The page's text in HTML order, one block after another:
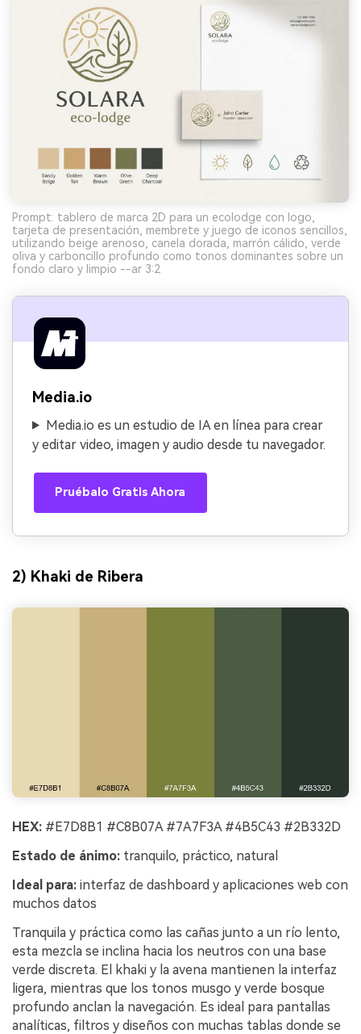
Prompt: tablero de marca 2D para un ecolodge con logo,
tarjeta de presentación, membrete y juego de iconos sencillos,
utilizando beige arenoso, canela dorada, marrón cálido, verde
oliva y carboncillo profundo como tonos dominantes sobre un
fondo claro y limpio --ar 3:2
Media.io
Media.io es un estudio de IA en línea para crear
y editar video, imagen y audio desde tu navegador.
Pruébalo Gratis Ahora
2) Khaki de Ribera
HEX: #E7D8B1 #C8B07A #7A7F3A #4B5C43 #2B332D
Estado de ánimo: tranquilo, práctico, natural
Ideal para: interfaz de dashboard y aplicaciones web con
muchos datos
Tranquila y práctica como las cañas junto a un río lento,
esta mezcla se inclina hacia los neutros con una base
verde discreta. El khaki y la avena mantienen la interfaz
ligera, mientras que los tonos musgo y verde bosque
profundo anclan la navegación. Es ideal para pantallas
analíticas, filtros y diseños con muchas tablas donde se